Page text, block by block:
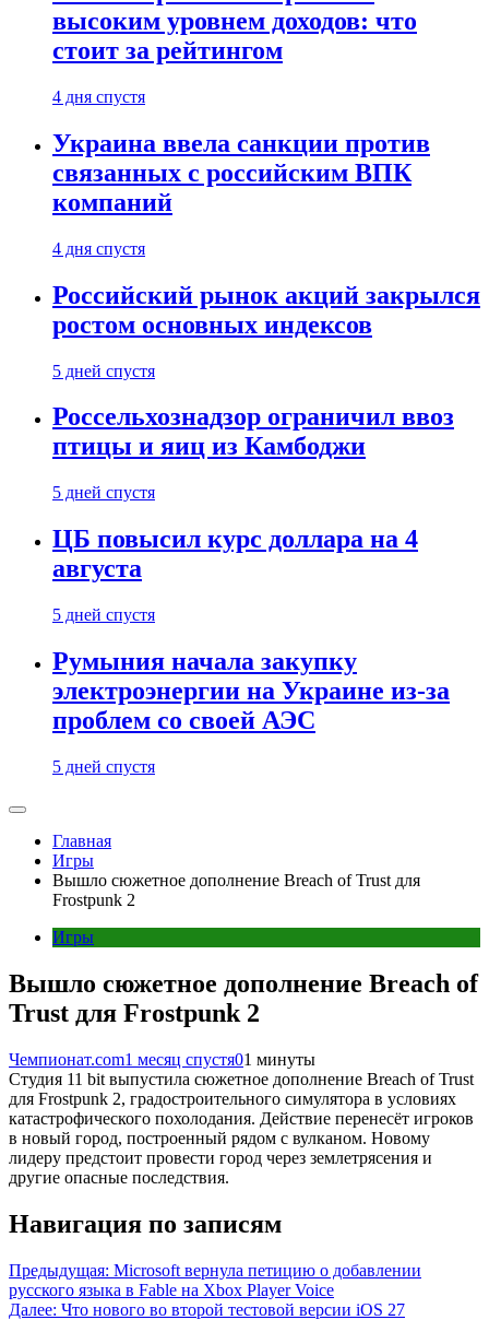
высоким уровнем доходов: что
стоит за рейтингом
4 дня спустя
Украина ввела санкции против
связанных с российским ВПК
компаний
4 дня спустя
Российский рынок акций закрылся
ростом основных индексов
5 дней спустя
Россельхознадзор ограничил ввоз
птицы и яиц из Камбоджи
5 дней спустя
ЦБ повысил курс доллара на 4
августа
5 дней спустя
Румыния начала закупку
электроэнергии на Украине из-за
проблем со своей АЭС
5 дней спустя
Главная
Игры
Вышло сюжетное дополнение Breach of Trust для
Frostpunk 2
Игры
Вышло сюжетное дополнение Breach of
Trust для Frostpunk 2
Чемпионат.com1 месяц спустя01 минуты
Студия 11 bit выпустила сюжетное дополнение Breach of Trust
для Frostpunk 2, градостроительного симулятора в условиях
катастрофического похолодания. Действие перенесёт игроков
в новый город, построенный рядом с вулканом. Новому
лидеру предстоит провести город через землетрясения и
другие опасные последствия.
Навигация по записям
Предыдущая: Microsoft вернула петицию о добавлении
русского языка в Fable на Xbox Player Voice
Далее: Что нового во второй тестовой версии iOS 27